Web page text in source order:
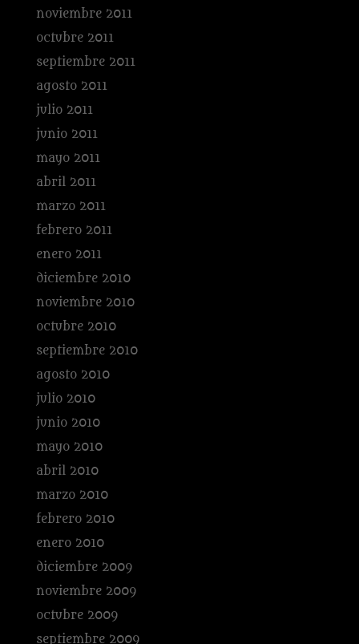
noviembre 2011
octubre 2011
septiembre 2011
agosto 2011
julio 2011
junio 2011
mayo 2011
abril 2011
marzo 2011
febrero 2011
enero 2011
diciembre 2010
noviembre 2010
octubre 2010
septiembre 2010
agosto 2010
julio 2010
junio 2010
mayo 2010
abril 2010
marzo 2010
febrero 2010
enero 2010
diciembre 2009
noviembre 2009
octubre 2009
septiembre 2009